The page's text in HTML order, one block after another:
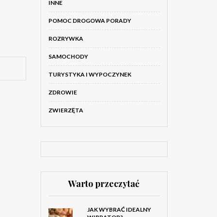
INNE
POMOC DROGOWA PORADY
ROZRYWKA
SAMOCHODY
TURYSTYKA I WYPOCZYNEK
ZDROWIE
ZWIERZĘTA
Warto przeczytać
JAK WYBRAĆ IDEALNY